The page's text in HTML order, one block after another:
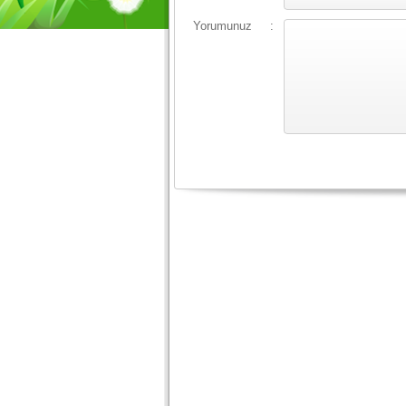
Yorumunuz :